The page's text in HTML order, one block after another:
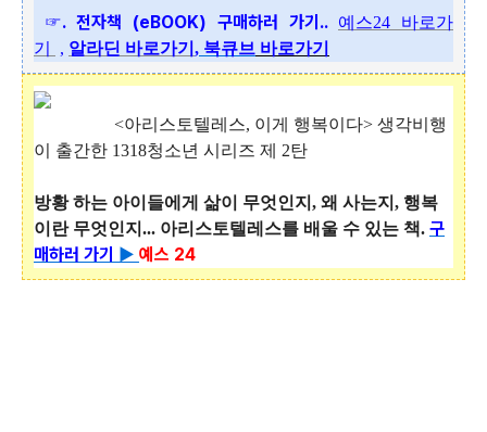
☞. 전자책 (eBOOK) 구매하러 가기.. 예스24 바로가
기
, 알라딘 바로가기 , 북큐브 바로가기
<아리스토텔레스, 이게 행복이다> 생각비행
이 출간한 1318청소년 시리즈 제 2탄
방황 하는 아이들에게 삶이 무엇인지, 왜 사는지, 행복
이란 무엇인지... 아리스토텔레스를 배울 수 있는 책. 구
매하러 가기 ▶ 예스 24